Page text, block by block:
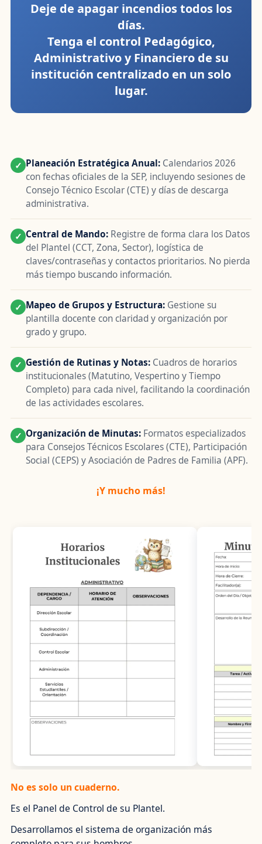
Deje de apagar incendios todos los
días.
Tenga el control Pedagógico,
Administrativo y Financiero de su
institución centralizado en un solo
lugar.
✓ Planeación Estratégica Anual: Calendarios 2026
con fechas oficiales de la SEP, incluyendo sesiones de
Consejo Técnico Escolar (CTE) y días de descarga
administrativa.
✓ Central de Mando: Registre de forma clara los Datos
del Plantel (CCT, Zona, Sector), logística de
claves/contraseñas y contactos prioritarios. No pierda
más tiempo buscando información.
✓ Mapeo de Grupos y Estructura: Gestione su
plantilla docente con claridad y organización por
grado y grupo.
✓ Gestión de Rutinas y Notas: Cuadros de horarios
institucionales (Matutino, Vespertino y Tiempo
Completo) para cada nivel, facilitando la coordinación
de las actividades escolares.
✓ Organización de Minutas: Formatos especializados
para Consejos Técnicos Escolares (CTE), Participación
Social (CEPS) y Asociación de Padres de Familia (APF).
¡Y mucho más!
No es solo un cuaderno.
Es el Panel de Control de su Plantel.
Desarrollamos el sistema de organización más